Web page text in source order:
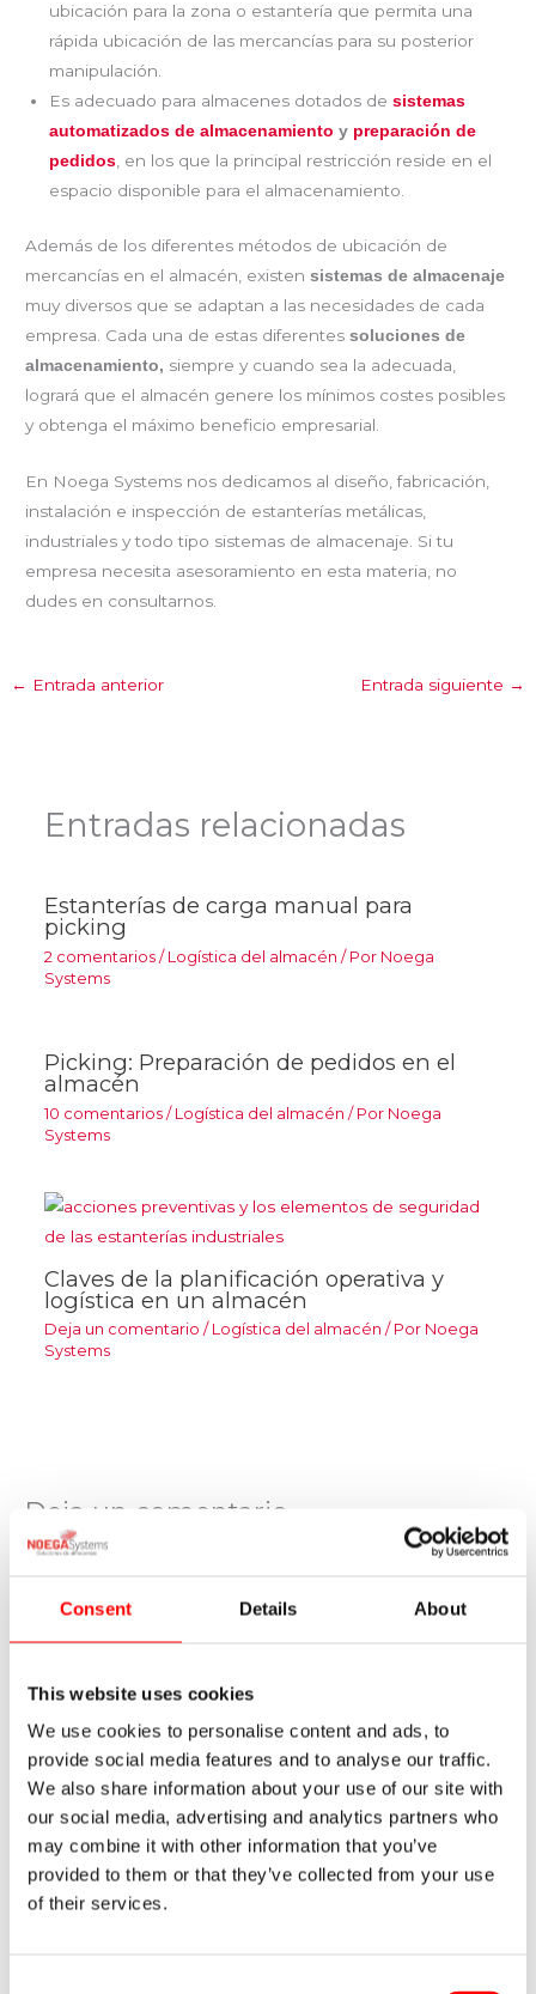
Consent Details About
This website uses cookies
We use cookies to personalise content and ads, to
provide social media features and to analyse our traffic.
We also share information about your use of our site with
our social media, advertising and analytics partners who
may combine it with other information that you’ve
provided to them or that they’ve collected from your use
of their services.
ubicación para la zona o estantería que permita una
rápida ubicación de las mercancías para su posterior
manipulación.
Es adecuado para almacenes dotados desistemas
automatizados de almacenamiento y preparación de
pedidos, en los que la principal restricción reside en el
espacio disponible para el almacenamiento.
Además de los diferentes métodos de ubicación de
mercancías en el almacén, existensistemas de almacenaje
muy diversos que se adaptan a las necesidades de cada
empresa. Cada una de estas diferentessoluciones de
almacenamiento, siempre y cuando sea la adecuada,
logrará que el almacén genere los mínimos costes posibles
y obtenga el máximo beneficio empresarial.
En Noega Systems nos dedicamos al diseño, fabricación,
instalación e inspección de estanterías metálicas,
industriales y todo tipo sistemas de almacenaje. Si tu
empresa necesita asesoramiento en esta materia, no
dudes en consultarnos.
← Entrada anterior Entrada siguiente →
Entradas relacionadas
Estanterías de carga manual para
picking
2 comentarios / Logística del almacén / Por Noega
Systems
Picking: Preparación de pedidos en el
almacén
10 comentarios / Logística del almacén / Por Noega
Systems
Claves de la planificación operativa y
logística en un almacén
Deja un comentario / Logística del almacén / Por Noega
Systems
Deja un comentario
Tu dirección de correo electrónico no será publicada. Los